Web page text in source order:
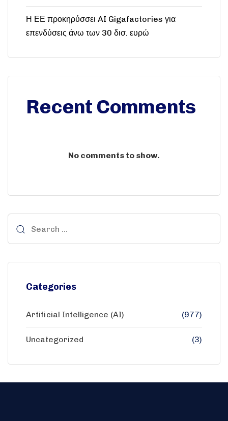
Η ΕΕ προκηρύσσει AI Gigafactories για
επενδύσεις άνω των 30 δισ. ευρώ
Recent Comments
No comments to show.
Categories
Artificial Intelligence (AI) (977)
Uncategorized (3)